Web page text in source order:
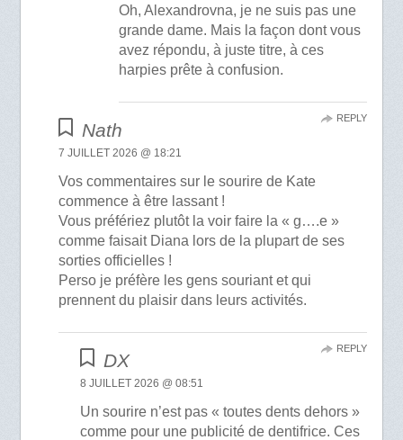
Oh, Alexandrovna, je ne suis pas une
grande dame. Mais la façon dont vous
avez répondu, à juste titre, à ces
harpies prête à confusion.
Nath
7 JUILLET 2026 @ 18:21
Vos commentaires sur le sourire de Kate
commence à être lassant !
Vous préfériez plutôt la voir faire la « g….e »
comme faisait Diana lors de la plupart de ses
sorties officielles !
Perso je préfère les gens souriant et qui
prennent du plaisir dans leurs activités.
REPLY
DX
8 JUILLET 2026 @ 08:51
Un sourire n’est pas « toutes dents dehors »
comme pour une publicité de dentifrice. Ces
REPLY